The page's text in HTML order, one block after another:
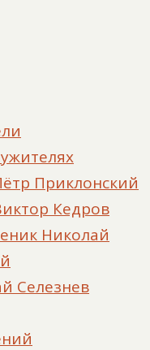
Приклонский
Кедров
Николай
Селезнев